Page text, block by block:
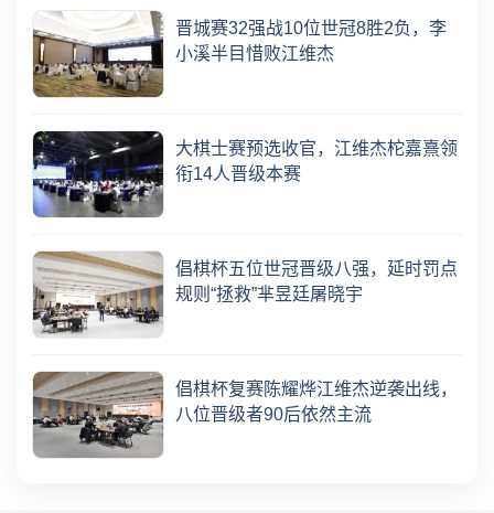
晋城赛32强战10位世冠8胜2负，李
小溪半目惜败江维杰
大棋士赛预选收官，江维杰柁嘉熹领
衔14人晋级本赛
倡棋杯五位世冠晋级八强，延时罚点
规则“拯救”芈昱廷屠晓宇
倡棋杯复赛陈耀烨江维杰逆袭出线，
八位晋级者90后依然主流